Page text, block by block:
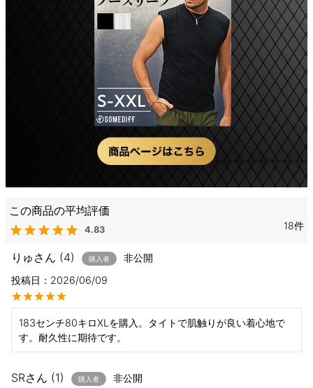
4.83 18
りゅ 4 購入者
非公開
投稿日
2026/06/09
183センチ80キロXLを購入。タイトで肌触りが良い着心地で
す。耐久性に期待です。
SR 1 購入者
非公開